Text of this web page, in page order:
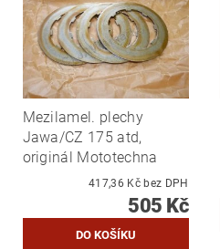
Mezilamel. plechy
Jawa/CZ 175 atd,
originál Mototechna
417,36 Kč bez DPH
505 Kč